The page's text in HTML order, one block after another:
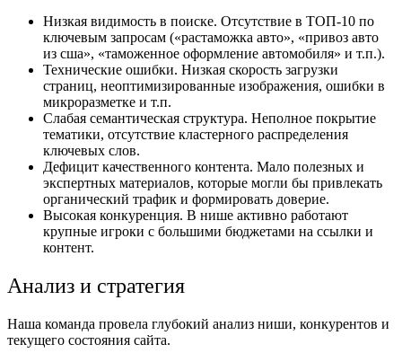
Низкая видимость в поиске. Отсутствие в ТОП-10 по
ключевым запросам («растаможка авто», «привоз авто
из сша», «таможенное оформление автомобиля» и т.п.).
Технические ошибки. Низкая скорость загрузки
страниц, неоптимизированные изображения, ошибки в
микроразметке и т.п.
Слабая семантическая структура. Неполное покрытие
тематики, отсутствие кластерного распределения
ключевых слов.
Дефицит качественного контента. Мало полезных и
экспертных материалов, которые могли бы привлекать
органический трафик и формировать доверие.
Высокая конкуренция. В нише активно работают
крупные игроки с большими бюджетами на ссылки и
контент.
Анализ и стратегия
Наша команда провела глубокий анализ ниши, конкурентов и
текущего состояния сайта.